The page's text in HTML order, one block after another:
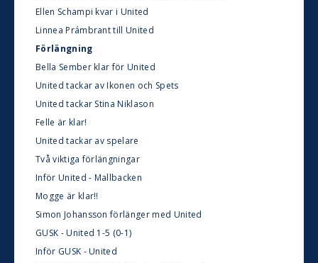
Ellen Schampi kvar i United
Linnea Prámbrant till United
Förlängning
Bella Sember klar för United
United tackar av Ikonen och Spets
United tackar Stina Niklason
Felle är klar!
United tackar av spelare
Två viktiga förlängningar
Inför United - Mallbacken
Mogge är klar!!
Simon Johansson förlänger med United
GUSK - United 1-5 (0-1)
Inför GUSK - United